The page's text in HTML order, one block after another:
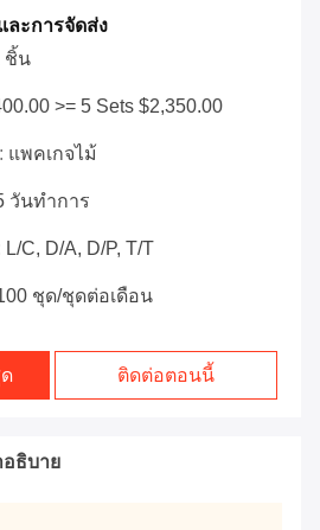
ละการจัดส่ง
ชิ้น
>= 5 Sets $2,350.00
แพคเกจไม้
วันทำการ
L/C, D/A, D/P, T/T
ชุด/ชุดต่อเดือน
ติดต่อตอนนี้
ธิบาย